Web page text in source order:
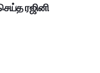
ரஜினி